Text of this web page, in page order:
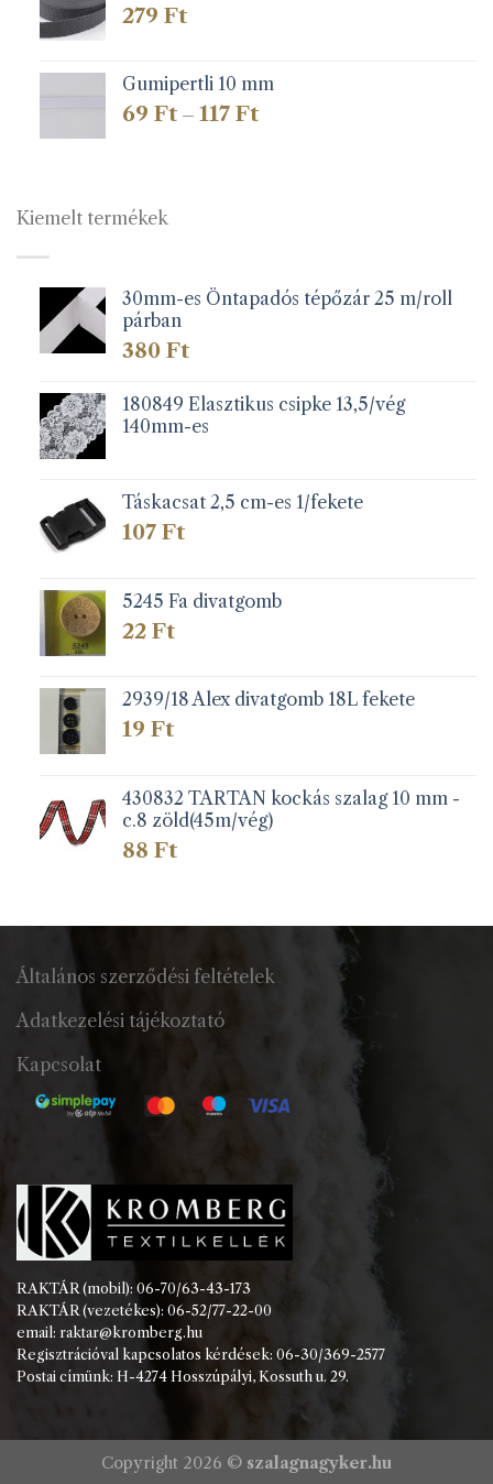
279 Ft
Gumipertli 10 mm
69 Ft – 117 FtÁrtartomány:
Kiemelt termékek
30mm-es Öntapadós tépőzár 25 m/roll
párban
380 Ft
180849 Elasztikus csipke 13,5/vég
140mm-es
Táskacsat 2,5 cm-es 1/fekete
107 Ft
5245 Fa divatgomb
22 Ft
2939/18 Alex divatgomb 18L fekete
19 Ft
430832 TARTAN kockás szalag 10 mm -
c.8 zöld(45m/vég)
88 Ft
Általános szerződési feltételek
Adatkezelési tájékoztató
Kapcsolat
RAKTÁR (mobil): 06-70/63-43-173
RAKTÁR (vezetékes): 06-52/77-22-00
email: raktar@kromberg.hu
Regisztrációval kapcsolatos kérdések: 06-30/369-2577
Postai címünk: H-4274 Hosszúpályi, Kossuth u. 29.
Copyright 2026 © szalagnagyker.hu